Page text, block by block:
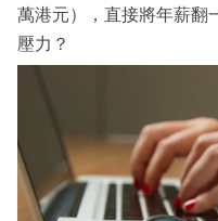
萬港元），直接將年薪翻
壓力？